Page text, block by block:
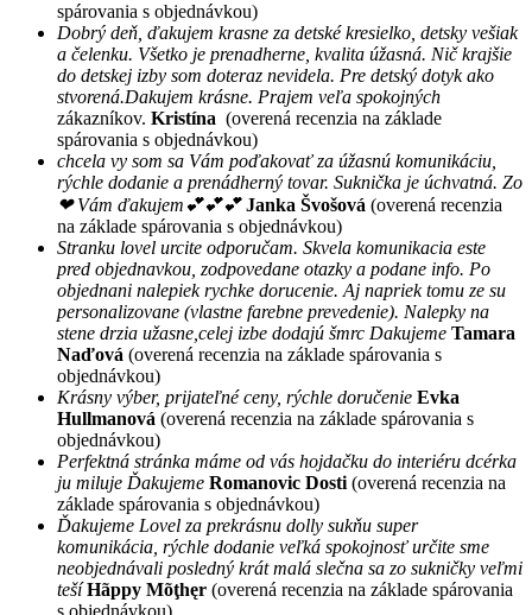
spárovania s objednávkou)
Dobrý deň, ďakujem krasne za detské kresielko, detsky vešiak
a čelenku. Všetko je prenadherne, kvalita úžasná. Nič krajšie
do detskej izby som doteraz nevidela. Pre detský dotyk ako
stvorená.Dakujem krásne. Prajem veľa spokojných
zákazníkov. Kristína (overená recenzia na základe
spárovania s objednávkou)
chcela vy som sa Vám poďakovať za úžasnú komunikáciu,
rýchle dodanie a prenádherný tovar. Suknička je úchvatná. Zo
❤ Vám ďakujem💕💕💕 Janka Švošová (overená recenzia
na základe spárovania s objednávkou)
Stranku lovel urcite odporučam. Skvela komunikacia este
pred objednavkou, zodpovedane otazky a podane info. Po
objednani nalepiek rychke dorucenie. Aj napriek tomu ze su
personalizovane (vlastne farebne prevedenie). Nalepky na
stene drzia užasne,celej izbe dodajú šmrc Dakujeme Tamara
Naďová (overená recenzia na základe spárovania s
objednávkou)
Krásny výber, prijateľné ceny, rýchle doručenie Evka
Hullmanová (overená recenzia na základe spárovania s
objednávkou)
Perfektná stránka máme od vás hojdačku do interiéru dcérka
ju miluje Ďakujeme Romanovic Dosti (overená recenzia na
základe spárovania s objednávkou)
Ďakujeme Lovel za prekrásnu dolly sukňu super
komunikácia, rýchle dodanie veľká spokojnosť určite sme
neobjednávali posledný krát malá slečna sa zo sukničky veľmi
tešíHãppy Mõţhęr (overená recenzia na základe spárovania
s objednávkou)